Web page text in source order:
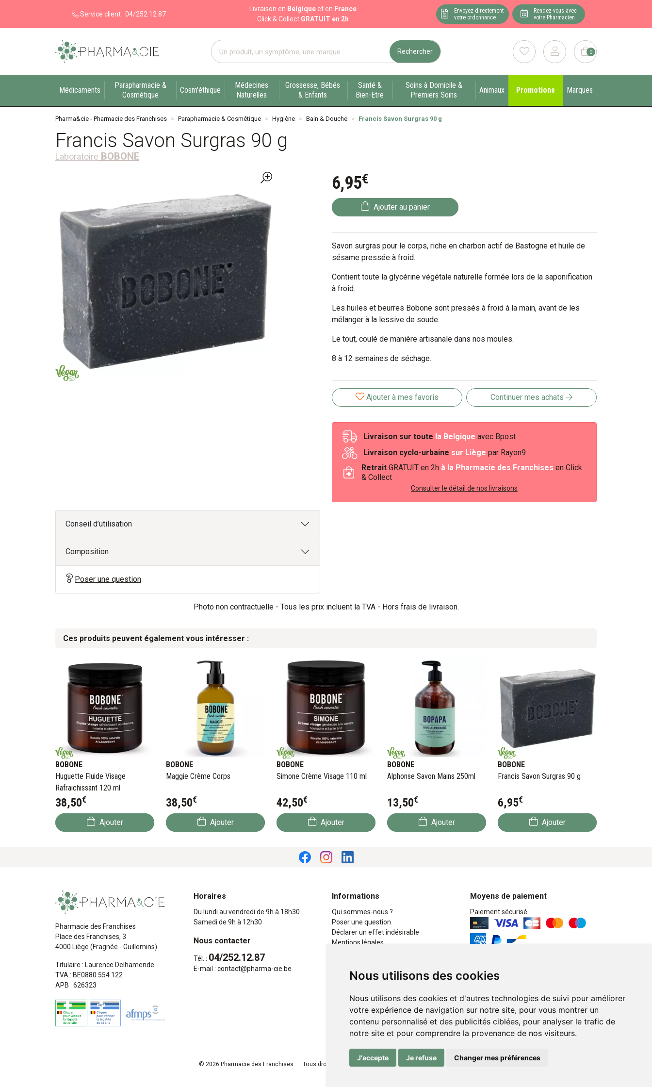
Nous utilisons des cookies
Nous utilisons des cookies et d'autres technologies de suivi pour améliorer
votre expérience de navigation sur notre site, pour vous montrer un
contenu personnalisé et des publicités ciblées, pour analyser le trafic de
notre site et pour comprendre la provenance de nos visiteurs.
J'accepte Je refuse Changer mes préférences
Service client : 04/252 12 87
Livraison en Belgique et en France
Click & Collect GRATUIT en 2h
Envoyez directement
votre ordonnance
Rendez-vous avec
votre Pharmacien
Pharma&cie - Pharmacie des Franchises Votre export pharmacie en ligne à votre service sur Liège 0
Rechercher
Médicaments
Parapharmacie &
Cosmétique
Cosm'éthique
Médecines
Naturelles
Grossesse, Bébés
& Enfants
Santé &
Bien-Etre
Soins à Domicile &
Premiers Soins
Animaux Promotions Marques
Pharma&cie - Pharmacie des Franchises Parapharmacie & Cosmétique Hygiène Bain & Douche Francis Savon Surgras 90 g
Francis Savon Surgras 90 g
Laboratoire BOBONE
6,95€
Ajouter au panier
Savon surgras pour le corps, riche en charbon actif de Bastogne et huile de
sésame pressée à froid.
Contient toute la glycérine végétale naturelle formée lors de la saponification
à froid.
Les huiles et beurres Bobone sont pressés à froid à la main, avant de les
mélanger à la lessive de soude.
Le tout, coulé de manière artisanale dans nos moules.
8 à 12 semaines de séchage.
Ajouter à mes favoris Continuer mes achats
Livraison sur toute la Belgique avec Bpost
Livraison cyclo-urbaine sur Liège par Rayon9
RetraitGRATUIT en 2h à la Pharmacie des Franchises en Click
& Collect
Consulter le détail de nos livraisons
Conseil d’utilisation
Composition
Poser une question
Photo non contractuelle - Tous les prix incluent la TVA - Hors frais de livraison.
Ces produits peuvent également vous intéresser :
BOBONE
Huguette Fluide Visage
Rafraichissant 120 ml
38,50€
Ajouter
BOBONE
Maggie Crème Corps
38,50€
Ajouter
BOBONE
Simone Crème Visage 110 ml
42,50€
Ajouter
BOBONE
Alphonse Savon Mains 250ml
13,50€
Ajouter
BOBONE
Francis Savon Surgras 90 g
6,95€
Ajouter
Pharmacie des Franchises
Place des Franchises, 3
4000 Liège (Fragnée - Guillemins)
Titulaire : Laurence Delhamende
TVA : BE0880.554.122
APB : 626323
Horaires
Du lundi au vendredi de 9h à 18h30
Samedi de 9h à 12h30
Nous contacter
Tél. : 04/252.12.87
E-mail : contact@pharma-cie.be
Informations
Qui sommes-nous ?
Poser une question
Déclarer un effet indésirable
Mentions légales
Cookies
Mes préférences Cookies
Moyens de paiement
Paiement sécurisé
Retrait à la pharmacie en Click & Collect
Livraison cyclo-urbaines à Liège avec :
Service professionnel et écologique de
livraisons rapides et fiables.
© 2026 Pharmacie des Franchises Tous droits réservés Apotekisto , pharmacie en ligne